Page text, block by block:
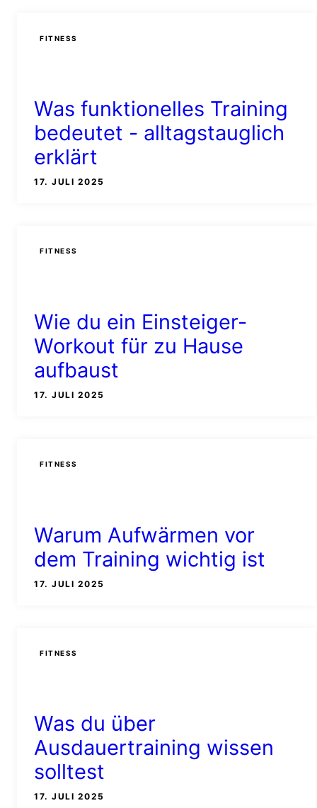
FITNESS
Was funktionelles Training
bedeutet - alltagstauglich
erklärt
17. JULI 2025
FITNESS
Wie du ein Einsteiger-
Workout für zu Hause
aufbaust
17. JULI 2025
FITNESS
Warum Aufwärmen vor
dem Training wichtig ist
17. JULI 2025
FITNESS
Was du über
Ausdauertraining wissen
solltest
17. JULI 2025